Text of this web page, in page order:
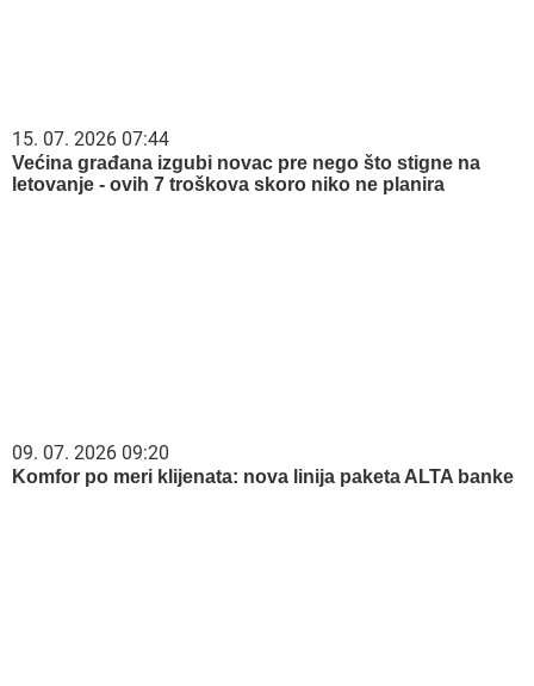
15. 07. 2026 07:44
Većina građana izgubi novac pre nego što stigne na
letovanje - ovih 7 troškova skoro niko ne planira
09. 07. 2026 09:20
Komfor po meri klijenata: nova linija paketa ALTA banke